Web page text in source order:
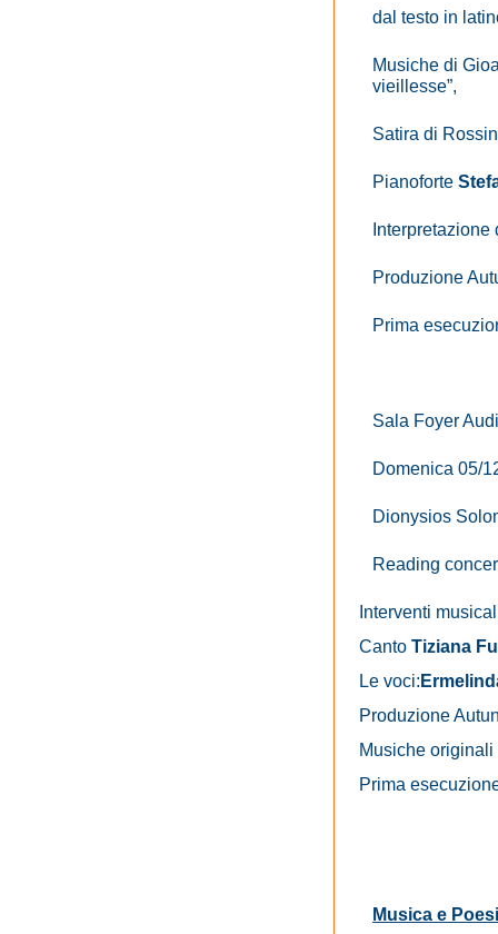
dal testo in
Musiche di
vieillesse”,
Satira di
Pianoforte
Interpretazione
Produzione
Prima
Sala Foyer
Domenica 05/
Dionysios
Reading
Interventi
Canto Tiziana
Le voci:
Produzione
Musiche
Prima
Musica e